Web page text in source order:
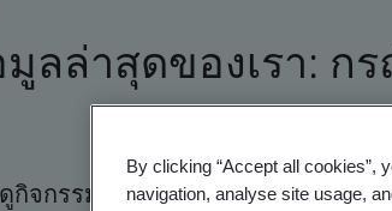
ลล่าสุดของเรา: ก
จกรรม เว็บบินาร์ ข่าว และสินทรัพ
By clicking “Accept all cookies”,
navigation, analyse site usage,